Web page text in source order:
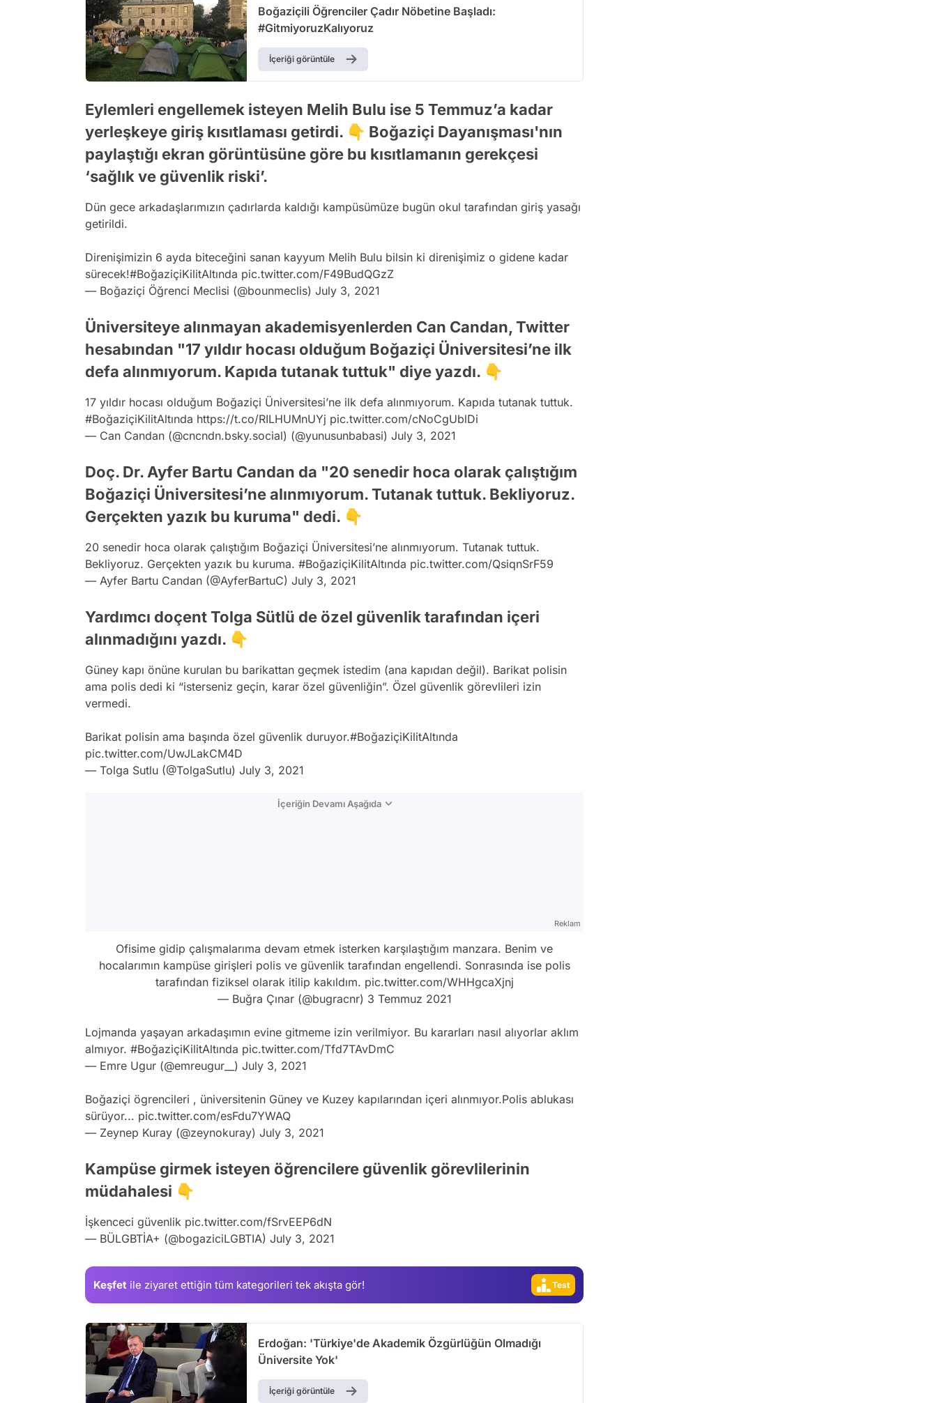
Boğaziçili Öğrenciler Çadır Nöbetine Başladı:
#GitmiyoruzKalıyoruz
İçeriği görüntüle
Eylemleri engellemek isteyen Melih Bulu ise 5 Temmuz’a kadar
yerleşkeye giriş kısıtlaması getirdi. 👇 Boğaziçi Dayanışması'nın
paylaştığı ekran görüntüsüne göre bu kısıtlamanın gerekçesi
‘sağlık ve güvenlik riski’.
Dün gece arkadaşlarımızın çadırlarda kaldığı kampüsümüze bugün okul tarafından giriş yasağı
getirildi.
Direnişimizin 6 ayda biteceğini sanan kayyum Melih Bulu bilsin ki direnişimiz o gidene kadar
sürecek!#BoğaziçiKilitAltında pic.twitter.com/F49BudQGzZ
— Boğaziçi Öğrenci Meclisi (@bounmeclis) July 3, 2021
Üniversiteye alınmayan akademisyenlerden Can Candan, Twitter
hesabından "17 yıldır hocası olduğum Boğaziçi Üniversitesi’ne ilk
defa alınmıyorum. Kapıda tutanak tuttuk" diye yazdı. 👇
17 yıldır hocası olduğum Boğaziçi Üniversitesi’ne ilk defa alınmıyorum. Kapıda tutanak tuttuk.
#BoğaziçiKilitAltında https://t.co/RILHUMnUYj pic.twitter.com/cNoCgUblDi
— Can Candan (@cncndn.bsky.social) (@yunusunbabasi) July 3, 2021
Doç. Dr. Ayfer Bartu Candan da "20 senedir hoca olarak çalıştığım
Boğaziçi Üniversitesi’ne alınmıyorum. Tutanak tuttuk. Bekliyoruz.
Gerçekten yazık bu kuruma" dedi. 👇
20 senedir hoca olarak çalıştığım Boğaziçi Üniversitesi’ne alınmıyorum. Tutanak tuttuk.
Bekliyoruz. Gerçekten yazık bu kuruma. #BoğaziçiKilitAltında pic.twitter.com/QsiqnSrF59
— Ayfer Bartu Candan (@AyferBartuC) July 3, 2021
Yardımcı doçent Tolga Sütlü de özel güvenlik tarafından içeri
alınmadığını yazdı. 👇
Güney kapı önüne kurulan bu barikattan geçmek istedim (ana kapıdan değil). Barikat polisin
ama polis dedi ki “isterseniz geçin, karar özel güvenliğin”. Özel güvenlik görevlileri izin
vermedi.
Barikat polisin ama başında özel güvenlik duruyor.#BoğaziçiKilitAltında
pic.twitter.com/UwJLakCM4D
— Tolga Sutlu (@TolgaSutlu) July 3, 2021
İçeriğin Devamı Aşağıda
Reklam
Ofisime gidip çalışmalarıma devam etmek isterken karşılaştığım manzara. Benim ve
hocalarımın kampüse girişleri polis ve güvenlik tarafından engellendi. Sonrasında ise polis
tarafından fiziksel olarak itilip kakıldım. pic.twitter.com/WHHgcaXjnj
— Buğra Çınar (@bugracnr) 3 Temmuz 2021
Lojmanda yaşayan arkadaşımın evine gitmeme izin verilmiyor. Bu kararları nasıl alıyorlar aklım
almıyor. #BoğaziçiKilitAltında pic.twitter.com/Tfd7TAvDmC
— Emre Ugur (@emreugur__) July 3, 2021
Boğaziçi ögrencileri , üniversitenin Güney ve Kuzey kapılarından içeri alınmıyor.Polis ablukası
sürüyor... pic.twitter.com/esFdu7YWAQ
— Zeynep Kuray (@zeynokuray) July 3, 2021
Kampüse girmek isteyen öğrencilere güvenlik görevlilerinin
müdahalesi 👇
İşkenceci güvenlik pic.twitter.com/fSrvEEP6dN
— BÜLGBTİA+ (@bogaziciLGBTIA) July 3, 2021
Keşfet ile ziyaret ettiğin tüm kategorileri tek akışta gör! Gündem
Erdoğan: 'Türkiye'de Akademik Özgürlüğün Olmadığı
Üniversite Yok'
İçeriği görüntüle